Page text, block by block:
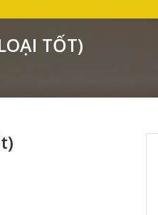
TỐT)